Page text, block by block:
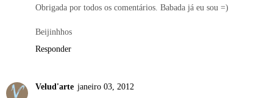
Obrigada por todos os comentários. Babada já eu sou =)
Beijinhhos
Responder
Velud'arte janeiro 03, 2012